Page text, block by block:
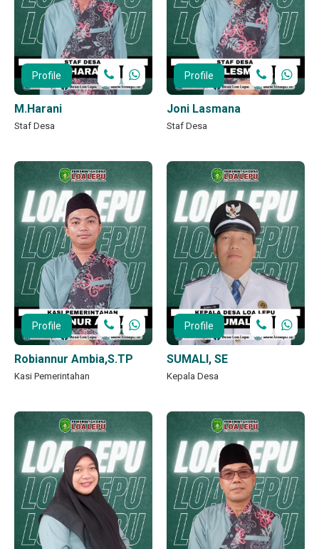
Profile
M.Harani
Staf Desa
Profile
Joni Lasmana
Staf Desa
Profile
Robiannur Ambia,S.TP
Kasi Pemerintahan
Profile
SUMALI, SE
Kepala Desa